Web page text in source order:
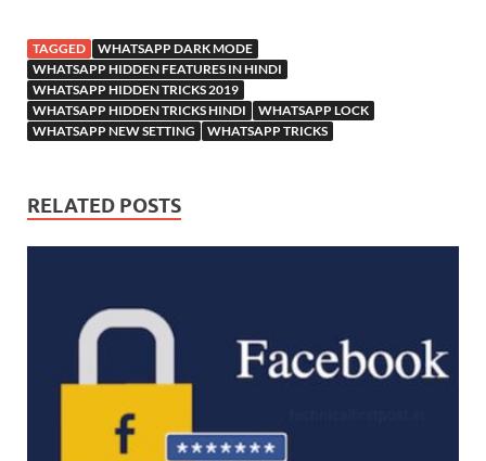
TAGGED
WHATSAPP DARK MODE
WHATSAPP HIDDEN FEATURES IN HINDI
WHATSAPP HIDDEN TRICKS 2019
WHATSAPP HIDDEN TRICKS HINDI
WHATSAPP LOCK
WHATSAPP NEW SETTING
WHATSAPP TRICKS
RELATED POSTS